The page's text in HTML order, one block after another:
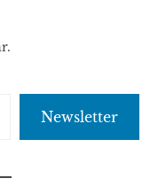
Newsletter